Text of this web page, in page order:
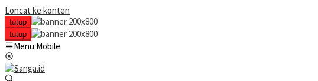
Loncat ke konten
tutup
tutup
Menu Mobile